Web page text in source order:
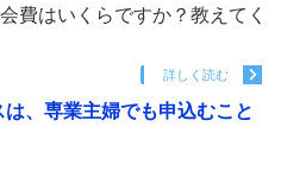
費はいくらですか？教えてく
詳しく読む
、専業主婦でも申込むこと